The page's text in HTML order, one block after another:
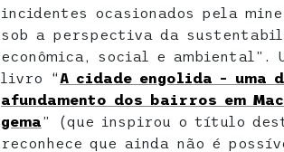
incidentes ocasionados pela
sob a perspectiva da
econômica, social e ambiental”.
livro “ A cidade engolida – uma
afundamento dos bairros em
gema” (que inspirou o título
reconhece que ainda não é